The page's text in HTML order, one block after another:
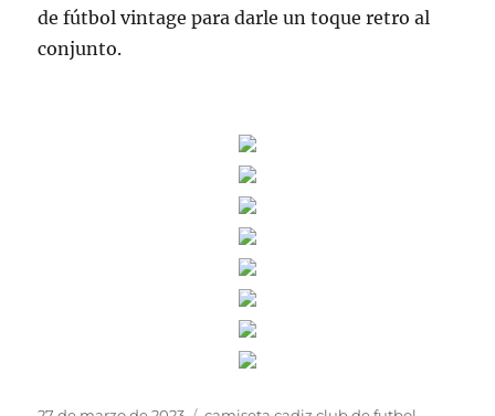
de fútbol vintage para darle un toque retro al
conjunto.